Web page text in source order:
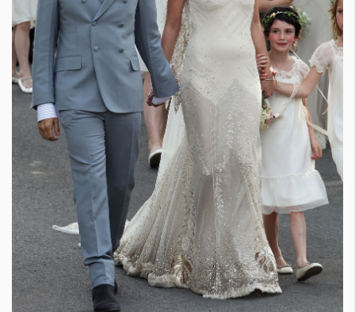
Пътувай
Wellness
СЛЕДВАЙТЕ НИ
Facebook Instagram Twitter
Pinterest
YouTube
Spotify Soundcloud
Ако нашият сайт ви харесва, можете да се абонирате за
седмичния ни нюзлетър тук:
© 2026, HighViewArt | Всички права запазени